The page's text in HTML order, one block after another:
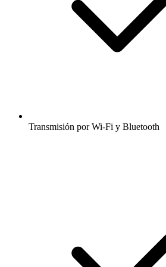
Transmisión por Wi-Fi y Bluetooth